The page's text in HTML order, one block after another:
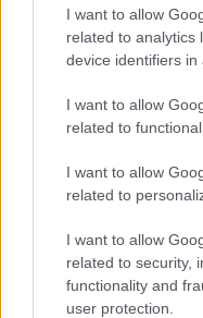
I want to allow
related to analytics
device identifiers in
I want to allow
related to
I want to allow
related to
I want to allow
related to security,
functionality and
user protection.
A csalódás a
Gounon pedig a